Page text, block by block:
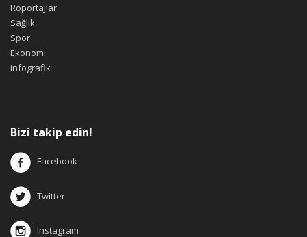
Röportajlar
Sağlık
Spor
Ekonomi
infografik
Bizi takip edin!
Facebook
Twitter
Instagram